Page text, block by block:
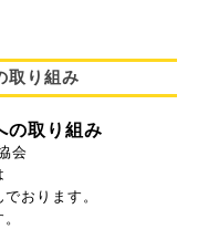
取り組み
の取り組み
会
おります。